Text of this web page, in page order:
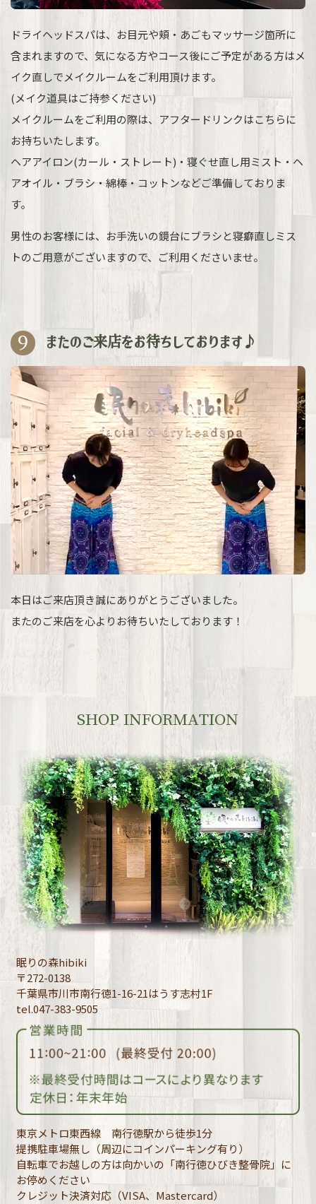
ドライヘッドスパは、お目元や頬・あごもマッサージ箇所に
含まれますので、気になる方やコース後にご予定がある方はメ
イク直しでメイクルームをご利用頂けます。
(メイク道具はご持参ください)
メイクルームをご利用の際は、アフタードリンクはこちらに
お持ちいたします。
ヘアアイロン(カール・ストレート)・寝ぐせ直し用ミスト・ヘ
アオイル・ブラシ・綿棒・コットンなどご準備しておりま
す。
男性のお客様には、お手洗いの鏡台にブラシと寝癖直しミス
トのご用意がございますので、ご利用くださいませ。
9 またのご来店をお待ちしております♪
本日はご来店頂き誠にありがとうございました。
またのご来店を心よりお待ちいたしております！
SHOP INFORMATION
眠りの森hibiki
〒272-0138
千葉県市川市南行徳1-16-21はうす志村1F
tel.047-383-9505
東京メトロ東西線 南行徳駅から徒歩1分
提携駐車場無し（周辺にコインパーキング有り）
自転車でお越しの方は向かいの「南行徳ひびき整骨院」に
お停めください
クレジット決済対応（VISA、Mastercard）